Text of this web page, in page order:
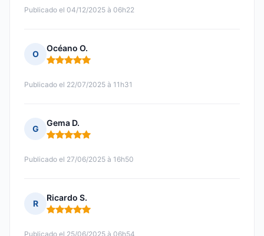
Publicado el 04/12/2025 à 06h22
O
Océano O.
Nota: 5 de 5
Publicado el 22/07/2025 à 11h31
G
Gema D.
Nota: 5 de 5
Publicado el 27/06/2025 à 16h50
R
Ricardo S.
Nota: 5 de 5
Publicado el 25/06/2025 à 06h54